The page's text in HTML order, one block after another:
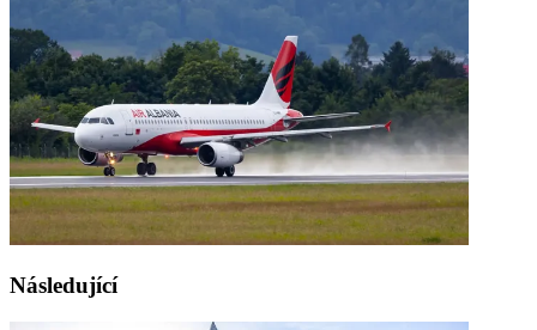
Následující